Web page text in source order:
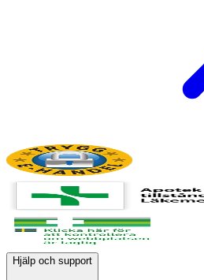
Hjälp och support